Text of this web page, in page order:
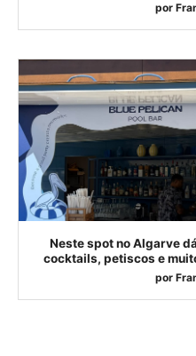
por
Neste spot no Algarve
cocktails, petiscos e
por